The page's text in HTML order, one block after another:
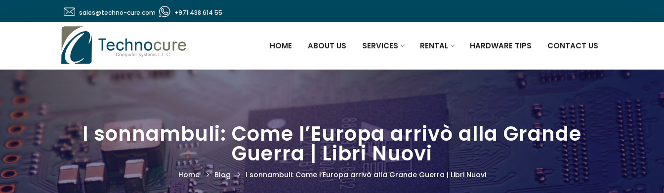
+971 438 614 55
sales@techno-cure.com
HOME ABOUT US SERVICES RENTAL HARDWARE TIPS CONTACT US
I sonnambuli: Come l’Europa arrivò alla Grande
Guerra | Libri Nuovi
Home Blog I sonnambuli: Come l’Europa arrivò alla Grande Guerra | Libri Nuovi